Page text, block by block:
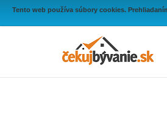
Tento web používa súbory cookies.